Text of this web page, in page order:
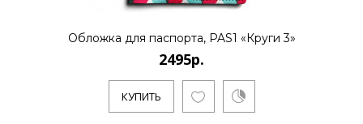
Обложка для паспорта, PAS1 «Круги 3»
2495р.
КУПИТЬ